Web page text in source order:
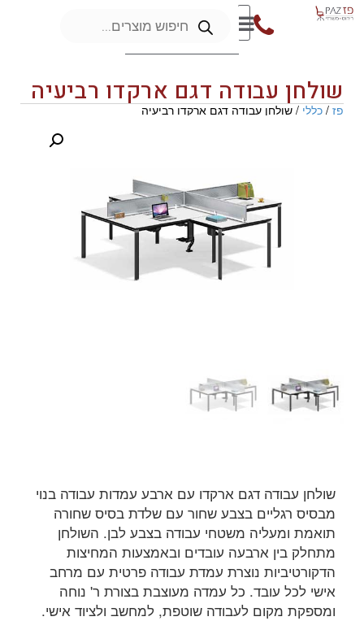
שולחן עבודה דגם ארקדו רביעיה
פז/כללי/ שולחן עבודה דגם ארקדו רביעיה
שולחן עבודה דגם ארקדו עם ארבע עמדות עבודה בנוי
מבסיס רגליים בצבע שחור עם שלדת בסיס שחורה
תואמת ומעליה משטחי עבודה בצבע לבן. השולחן
מתחלק בין ארבעה עובדים ובאמצעות המחיצות
הדקורטיביות נוצרת עמדת עבודה פרטית עם מרחב
אישי לכל עובד. כל עמדה מעוצבת בצורת ר' נוחה
ומספקת מקום לעבודה שוטפת, למחשב ולציוד אישי.